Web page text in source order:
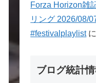
Forza Horizon雑
リング 2026/08/
#festivalplaylist
ブログ統計